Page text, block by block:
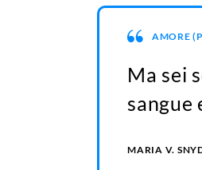
AMORE
Ma sei
sangue
MARIA V.